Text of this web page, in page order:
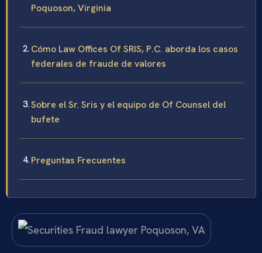
Poquoson, Virginia
Cómo Law Offices Of SRIS, P.C. aborda los casos
federales de fraude de valores
Sobre el Sr. Sris y el equipo de Of Counsel del
bufete
Preguntas Frecuentes